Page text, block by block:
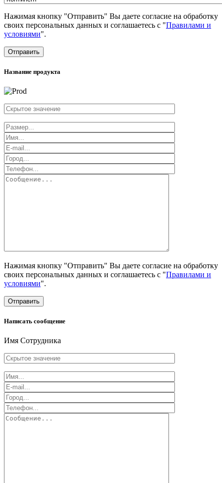
Нажимая кнопку "Отправить" Вы даете согласие на обработку
своих персональных данных и соглашаетесь с "Правилами и
условиями".
Отправить
Название продукта
Нажимая кнопку "Отправить" Вы даете согласие на обработку
своих персональных данных и соглашаетесь с "Правилами и
условиями".
Отправить
Написать сообщение
Имя Сотрудника